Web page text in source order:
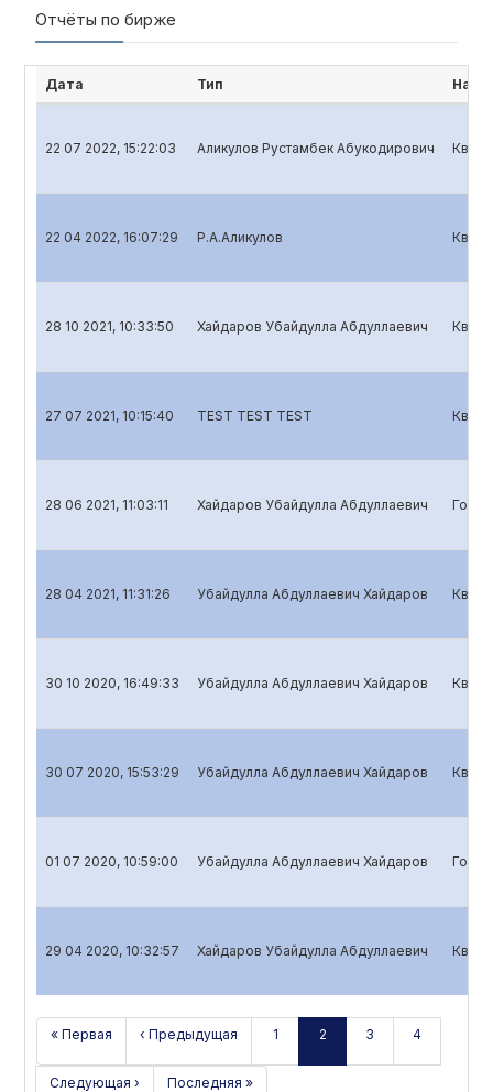
Отчёты по бирже
Дата Тип
22 07 2022, 15:22:03 Аликулов Рустамбек Абукодирович
22 04 2022, 16:07:29 Р.А.Аликулов
28 10 2021, 10:33:50 Хайдаров Убайдулла Абдуллаевич
27 07 2021, 10:15:40 TEST TEST TEST
28 06 2021, 11:03:11 Хайдаров Убайдулла Абдуллаевич
28 04 2021, 11:31:26 Убайдулла Абдуллаевич Хайдаров
30 10 2020, 16:49:33 Убайдулла Абдуллаевич Хайдаров
30 07 2020, 15:53:29 Убайдулла Абдуллаевич Хайдаров
01 07 2020, 10:59:00 Убайдулла Абдуллаевич Хайдаров
29 04 2020, 10:32:57 Хайдаров Убайдулла Абдуллаевич
« Первая ‹ Предыдущая 1 2 3 4
Следующая › Последняя »